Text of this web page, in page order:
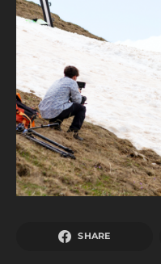
SHARE